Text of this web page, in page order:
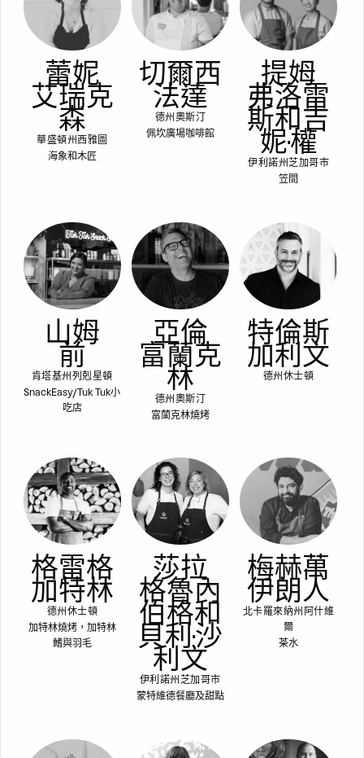
蕾妮
艾瑞克
森
華盛頓州西雅圖
海象和木匠
切爾西
法達
德州奧斯汀
佩坎廣場咖啡館
提姆
弗洛雷
斯和吉
妮·權
伊利諾州芝加哥市
笠間
山姆
前
肯塔基州列剋星頓
SnackEasy/Tuk Tuk小
吃店
亞倫
富蘭克
林
德州奧斯汀
富蘭克林燒烤
特倫斯
加利文
德州休士頓
格雷格
加特林
德州休士頓
加特林燒烤，加特林
鰭與羽毛
莎拉
格魯內
伯格和
貝利·沙
利文
伊利諾州芝加哥市
蒙特維德餐廳及甜點
梅赫萬
伊朗人
北卡羅來納州阿什維
爾
茶水